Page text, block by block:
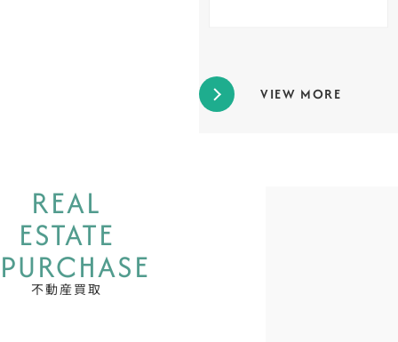
VIEW MORE
REAL
ESTATE
PURCHASE
不動産買取